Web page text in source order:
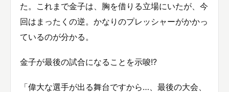
た。これまで金子は、胸を借りる立場にいたが、今
回はまったくの逆。かなりのプレッシャーがかかっ
ているのが分かる。
金子が最後の試合になることを示唆!?
「偉大な選手が出る舞台ですから…、最後の大会、